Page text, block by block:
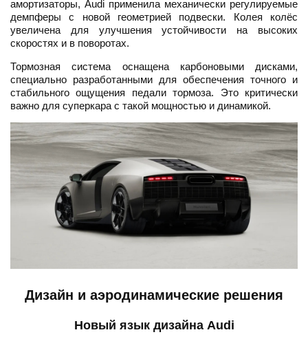
амортизаторы, Audi применила механически регулируемые
демпферы с новой геометрией подвески. Колея колёс
увеличена для улучшения устойчивости на высоких
скоростях и в поворотах.
Тормозная система оснащена карбоновыми дисками,
специально разработанными для обеспечения точного и
стабильного ощущения педали тормоза. Это критически
важно для суперкара с такой мощностью и динамикой.
Дизайн и аэродинамические решения
Новый язык дизайна Audi